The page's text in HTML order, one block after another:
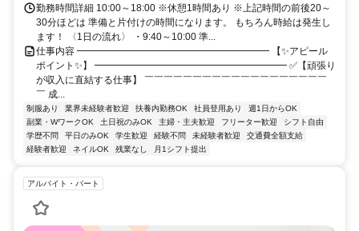
勤務時間詳細 10:00～18:00 ※休憩1時間あり ※上記時間の前後20～
30分ほどは 準備と片付けの時間になります。 もちろん時給は発生し
ます！ 〈1日の流れ〉 ・9:40～10:00 準...
仕事内容 ━━━━━━━━━━━━━━━━━━━━ 【✨アピール
ポイント✨】 ━━━━━━━━━━━━━━━━━━━━ ✅【頑張り
が収入に直結する仕事】 ￣￣￣￣￣￣￣￣￣￣￣￣￣￣￣￣￣￣￣
￣ 成...
制服あり 業界未経験者歓迎 扶養内勤務OK 社員登用あり
週1日からOK
副業・WワークOK
土日祝のみOK 主婦・主夫歓迎 フリーター歓迎
シフト自由
学歴不問
平日のみOK 学生歓迎 経験不問 未経験者歓迎
交通費全額支給
経験者歓迎
ネイルOK 残業なし 月1シフト提出
アルバイト・パート